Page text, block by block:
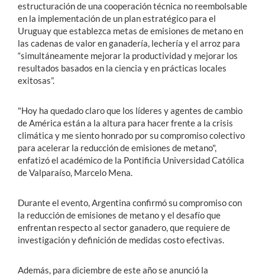
estructuración de una cooperación técnica no reembolsable
en la implementación de un plan estratégico para el
Uruguay que establezca metas de emisiones de metano en
las cadenas de valor en ganadería, lechería y el arroz para
“simultáneamente mejorar la productividad y mejorar los
resultados basados en la ciencia y en prácticas locales
exitosas”.
"Hoy ha quedado claro que los líderes y agentes de cambio
de América están a la altura para hacer frente a la crisis
climática y me siento honrado por su compromiso colectivo
para acelerar la reducción de emisiones de metano",
enfatizó el académico de la Pontificia Universidad Católica
de Valparaíso, Marcelo Mena.
Durante el evento, Argentina confirmó su compromiso con
la reducción de emisiones de metano y el desafío que
enfrentan respecto al sector ganadero, que requiere de
investigación y definición de medidas costo efectivas.
Además, para diciembre de este año se anunció la